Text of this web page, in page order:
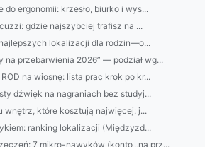
ergonomii: krzesło, biurko i wys...
gdzie najszybciej trafisz na ...
lokalizacji dla rodzin—o...
na przebarwienia 2026” — podział wg...
na wiosnę: lista prac krok po kr...
dźwięk na nagraniach bez studyj...
wnętrz, które kosztują najwięcej: j...
ranking lokalizacji (Międzyzd...
7 mikro-nawyków (konto „na prz...